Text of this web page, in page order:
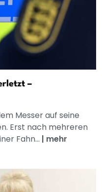
–
Messer auf seine
Erst nach mehreren
Fahn... | mehr